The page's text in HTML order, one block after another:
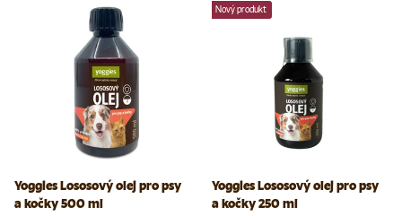
Yoggies Lososový olej pro psy
a kočky 500 ml
Nový produkt
Yoggies Lososový olej pro psy
a kočky 250 ml